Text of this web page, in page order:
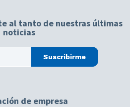
al tanto de nuestras últimas
noticias
Suscribirme
de empresa